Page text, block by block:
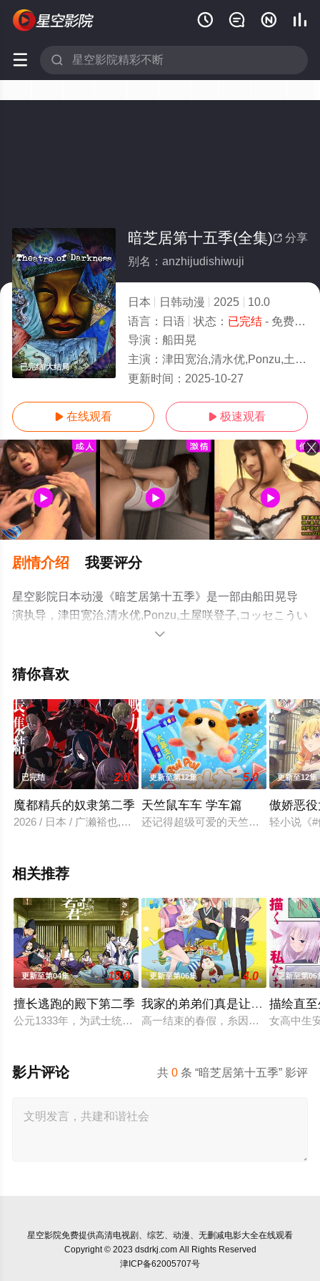
   
 
已完结/大结局
 分享
暗芝居第十五季(全集)
别名：anzhijudishiwuji
日本 日韩动漫 2025
10.0
语言： 日语 状态： 已完结- 免费在线观看
导演： 船田晃
主演： 津田宽治,清水优,Ponzu,土屋咲登子,コッセこういち,阿久泽菜菜,星野勇太,小柳日菜,丸山京夏,大岛叶子,,新纳敏
更新时间： 2025-10-27
 在线观看  极速观看
剧情介绍 我要评分
星空影院日本动漫《暗芝居第十五季》是一部由船田晃导
演执导，津田宽治,清水优,Ponzu,土屋咲登子,コッセこうい
ち,阿久泽菜菜,星野勇太,小柳日菜,丸山京夏,大岛叶子,,新纳
（已完结），手机免费观看高清未删减完整版动漫全集就
或剧情网等平台了解。
。

猜你喜欢
已完结 2.0
魔都精兵的奴隶第二季
2026 / 日本 / 广濑裕也,鬼头明里,宫本侑芽,日野麻里,立花日菜,
更新至第12集 5.0
天竺鼠车车 学车篇
还记得超级可爱的天竺鼠车车么？5
更新至12集
傲娇恶
轻小说《
相关推荐
更新至第04集 10.0
擅长逃跑的殿下第二季
公元1333年，为武士统治日本奠定基石的镰仓幕府，因其所信
更新至第06集 4.0
我家的弟弟们真是让您费心了
高一结束的春假，糸因为母亲再婚而
更新至第06
描绘直
女高中生
共0 条 “暗芝居第十五季” 影评
影片评论
星空影院免费提供高清电视剧、综艺、动漫、无删减电影大全在线观看
Copyright © 2023 dsdrkj.com All Rights Reserved
津ICP备62005707号